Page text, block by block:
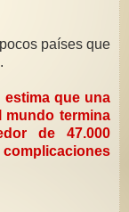
países que
estima que una
mundo termina
de 47.000